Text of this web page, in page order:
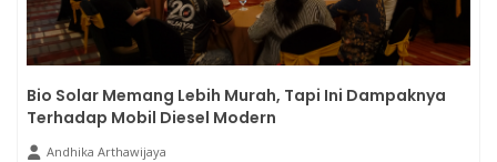
Bio Solar Memang Lebih Murah, Tapi Ini Dampaknya
Terhadap Mobil Diesel Modern
Andhika Arthawijaya